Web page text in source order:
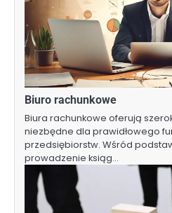
Biuro rachunkowe
Biura rachunkowe oferują
niezbędne dla prawidłowego
przedsiębiorstw. Wśród
prowadzenie ksiąg…